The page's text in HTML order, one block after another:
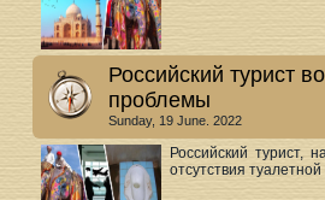
Российский турист
проблемы
Sunday, 19 June. 2022
Российский турист,
отсутствия